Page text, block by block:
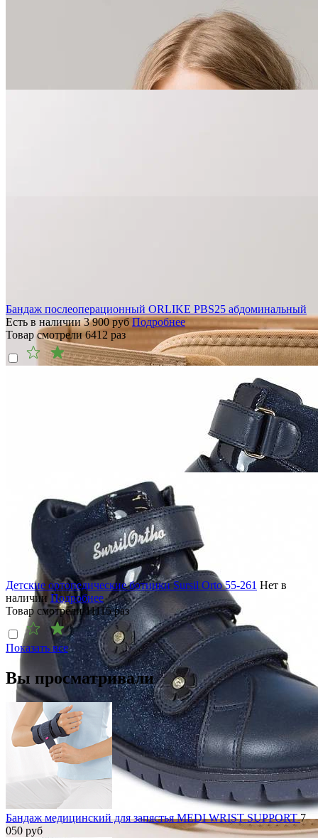
Бандаж послеоперационный ORLIKE PBS25 абдоминальный
Есть в наличии 3 900руб Подробнее
Товар смотрели 6412 раз
Детские ортопедические ботинки Sursil Orto 55-261 Нет в
наличии Подробнее
Товар смотрели11115раз
Показать все
Вы просматривали
Бандаж медицинский для запястья MEDI WRIST SUPPORT7
050 руб